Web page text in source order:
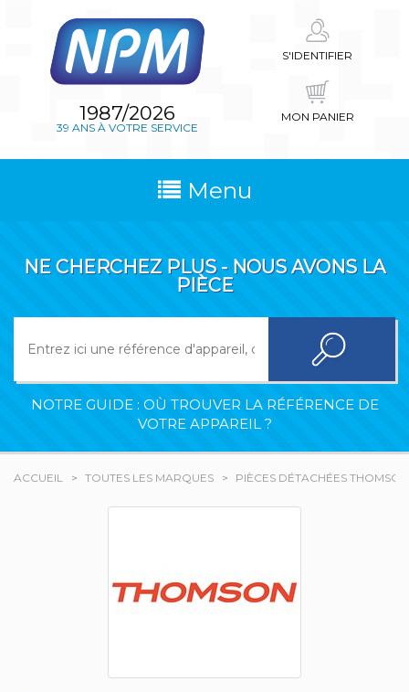
1987/2026
39 ANS À VOTRE SERVICE
S'IDENTIFIER
MON PANIER
Menu
NE CHERCHEZ PLUS - NOUS AVONS LA
PIÈCE
NOTRE GUIDE : OÙ TROUVER LA RÉFÉRENCE DE
VOTRE APPAREIL ?
ACCUEIL TOUTES LES MARQUES PIÈCES DÉTACHÉES THOMSON